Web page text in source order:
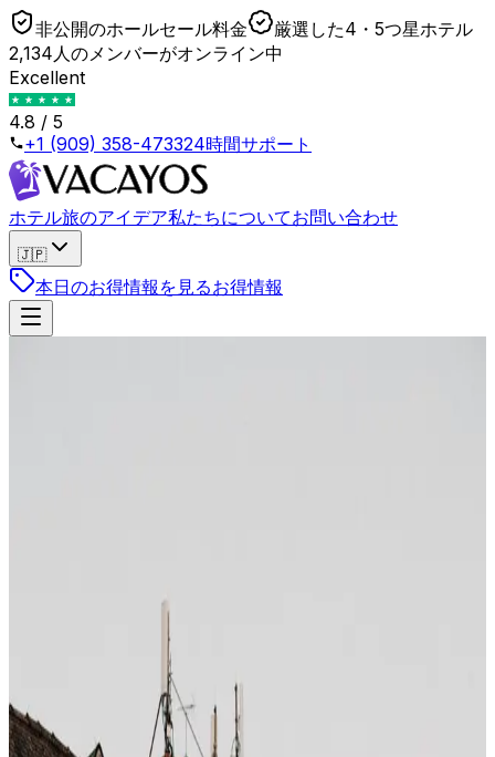
非公開のホールセール料金
厳選した4・5つ星ホテル
2,134人のメンバーがオンライン中
Excellent
4.8 / 5
+1 (909) 358-473324時間サポート
ホテル旅のアイデア私たちについてお問い合わせ
🇯🇵
本日のお得情報を見るお得情報
ha sanzionato Booking per queste pratiche, e la CMA
Expedia e Agoda per modificarne alcune. Non tutte.
Ecco cosa succede davvero in pagina.
Gli elementi